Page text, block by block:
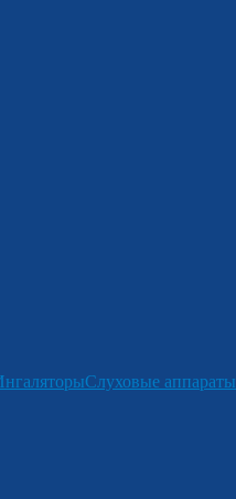
Слуховые аппараты